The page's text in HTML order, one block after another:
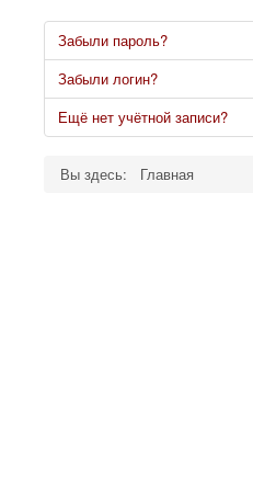
Забыли пароль?
Забыли логин?
Ещё нет учётной записи?
Вы здесь: Главная